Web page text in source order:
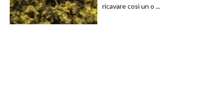
ricavare così un o ...